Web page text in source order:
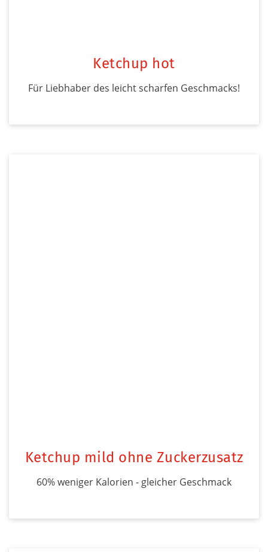
Ketchup hot
Für Liebhaber des leicht scharfen Geschmacks!
Ketchup mild ohne Zuckerzusatz
60% weniger Kalorien - gleicher Geschmack